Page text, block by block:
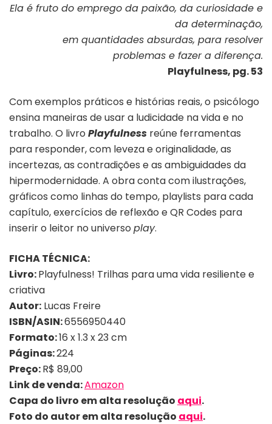
Ela é fruto do emprego da paixão, da curiosidade e
da determinação,
em quantidades absurdas, para resolver
problemas e fazer a diferença.
Playfulness, pg. 53
Com exemplos práticos e histórias reais, o psicólogo
ensina maneiras de usar a ludicidade na vida e no
trabalho. O livro Playfulness reúne ferramentas
para responder, com leveza e originalidade, as
incertezas, as contradições e as ambiguidades da
hipermodernidade. A obra conta com ilustrações,
gráficos como linhas do tempo, playlists para cada
capítulo, exercícios de reflexão e QR Codes para
inserir o leitor no universo play.
FICHA TÉCNICA:
Livro:Playfulness! Trilhas para uma vida resiliente e
criativa
Autor: Lucas Freire
ISBN/ASIN:6556950440
Formato:16 x 1.3 x 23 cm
Páginas:224
Preço:R$ 89,00
Link de venda:Amazon
Capa do livro em alta resolução aqui.
Foto do autor em alta resolução aqui.